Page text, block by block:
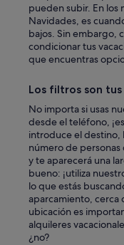
pueden subir. En los
Navidades, es
bajos. Sin embargo,
condicionar tus
que encuentras
Los filtros son
No importa si usas
desde el teléfono,
introduce el destino,
número de personas
y te aparecerá una
bueno: ¡utiliza
lo que estás
aparcamiento,
ubicación es
alquileres
¿no?